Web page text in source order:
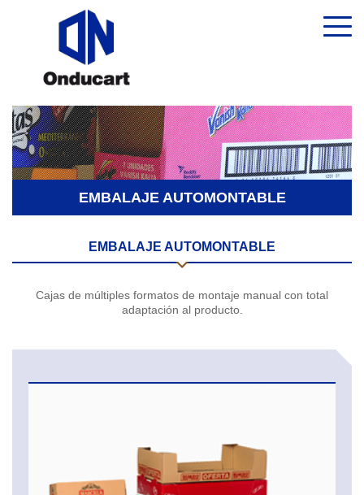
EMBALAJE AUTOMONTABLE
EMBALAJE AUTOMONTABLE
Cajas de múltiples formatos de montaje manual con total
adaptación al producto.